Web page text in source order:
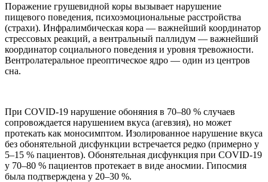
Поражение грушевидной коры вызывает нарушение
пищевого поведения, психоэмоциональные расстройства
(страхи). Инфралимбическая кора — важнейший координатор
стрессовых реакций, а вентральный паллидум — важнейший
координатор социального поведения и уровня тревожности.
Вентролатеральное преоптическое ядро — один из центров
сна.
При COVID-19 нарушение обоняния в 70–80 % случаев
сопровождается нарушением вкуса (агевзия), но может
протекать как моносимптом. Изолированное нарушение вкуса
без обонятельной дисфункции встречается редко (примерно у
5–15 % пациентов). Обонятельная дисфункция при COVID-19
у 70–80 % пациентов протекает в виде аносмии. Гипосмия
была подтверждена у 20–30 %.